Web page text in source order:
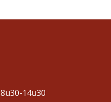
8u30-14u30